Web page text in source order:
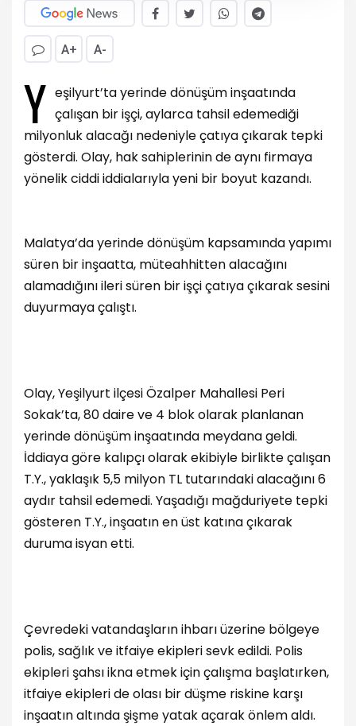
A+ A-
Y eşilyurt’ta yerinde dönüşüm inşaatında
çalışan bir işçi, aylarca tahsil edemediği
milyonluk alacağı nedeniyle çatıya çıkarak tepki
gösterdi. Olay, hak sahiplerinin de aynı firmaya
yönelik ciddi iddialarıyla yeni bir boyut kazandı.
Malatya’da yerinde dönüşüm kapsamında yapımı
süren bir inşaatta, müteahhitten alacağını
alamadığını ileri süren bir işçi çatıya çıkarak sesini
duyurmaya çalıştı.
Olay, Yeşilyurt ilçesi Özalper Mahallesi Peri
Sokak’ta, 80 daire ve 4 blok olarak planlanan
yerinde dönüşüm inşaatında meydana geldi.
İddiaya göre kalıpçı olarak ekibiyle birlikte çalışan
T.Y., yaklaşık 5,5 milyon TL tutarındaki alacağını 6
aydır tahsil edemedi. Yaşadığı mağduriyete tepki
gösteren T.Y., inşaatın en üst katına çıkarak
duruma isyan etti.
Çevredeki vatandaşların ihbarı üzerine bölgeye
polis, sağlık ve itfaiye ekipleri sevk edildi. Polis
ekipleri şahsı ikna etmek için çalışma başlatırken,
itfaiye ekipleri de olası bir düşme riskine karşı
inşaatın altında şişme yatak açarak önlem aldı.